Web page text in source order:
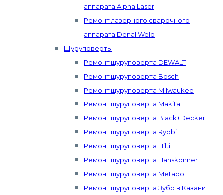
аппарата Alpha Laser
Ремонт лазерного сварочного
аппарата DenaliWeld
Шуруповерты
Ремонт шуруповерта DEWALT
Ремонт шуруповерта Bosch
Ремонт шуруповерта Milwaukee
Ремонт шуруповерта Makita
Ремонт шуруповерта Black+Decker
Ремонт шуруповерта Ryobi
Ремонт шуруповерта Hilti
Ремонт шуруповерта Hanskonner
Ремонт шуруповерта Metabo
Ремонт шуруповерта Зубр в Казани